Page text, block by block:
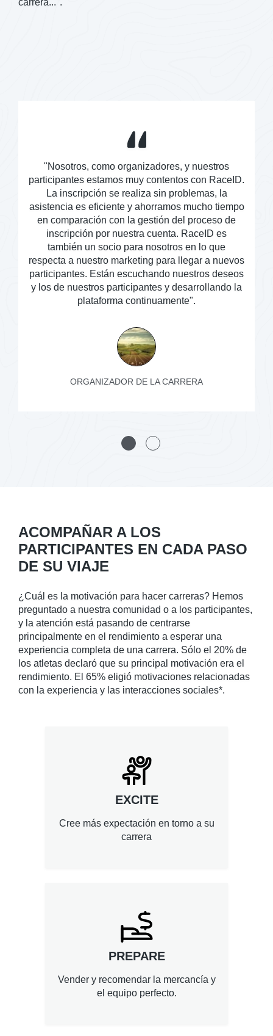
"Nosotros, como organizadores, y nuestros
participantes estamos muy contentos con RaceID.
La inscripción se realiza sin problemas, la
asistencia es eficiente y ahorramos mucho tiempo
en comparación con la gestión del proceso de
inscripción por nuestra cuenta. RaceID es
también un socio para nosotros en lo que
respecta a nuestro marketing para llegar a nuevos
participantes. Están escuchando nuestros deseos
y los de nuestros participantes y desarrollando la
plataforma continuamente".
ORGANIZADOR DE LA CARRERA
ACOMPAÑAR A LOS
PARTICIPANTES EN CADA PASO
DE SU VIAJE
¿Cuál es la motivación para hacer carreras? Hemos
preguntado a nuestra comunidad o a los participantes,
y la atención está pasando de centrarse
principalmente en el rendimiento a esperar una
experiencia completa de una carrera. Sólo el 20% de
los atletas declaró que su principal motivación era el
rendimiento. El 65% eligió motivaciones relacionadas
con la experiencia y las interacciones sociales*.
EXCITE
Cree más expectación en torno a su
carrera
PREPARE
Vender y recomendar la mercancía y
el equipo perfecto.